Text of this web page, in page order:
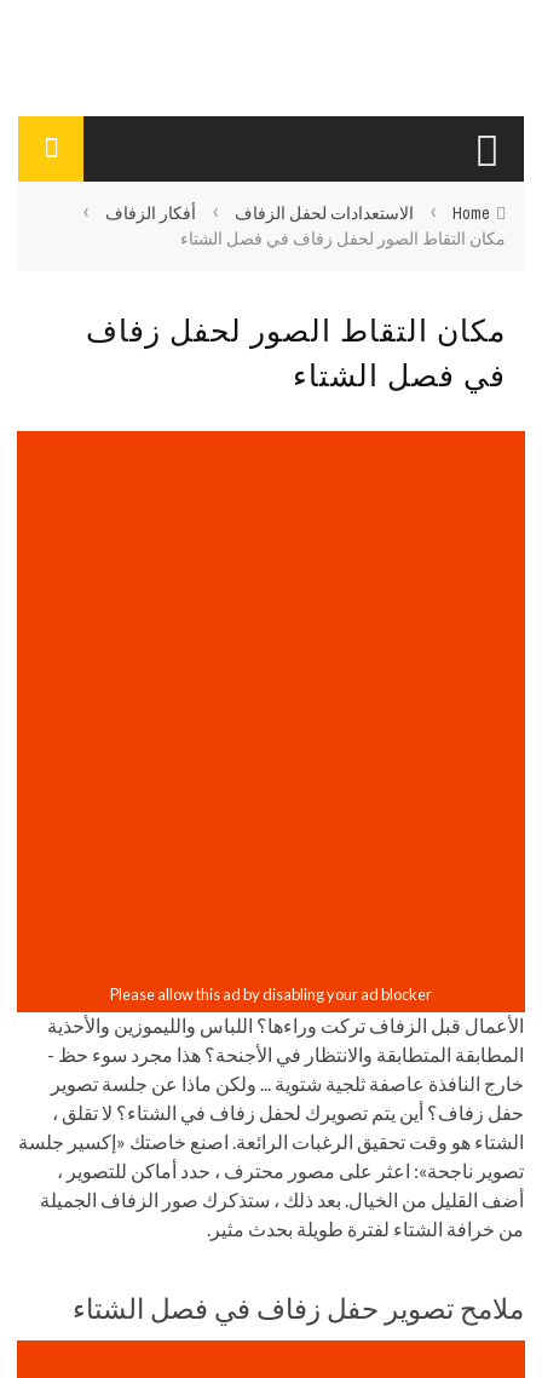
Home
› الاستعدادات لحفل الزفاف › أفكار الزفاف ›
مكان التقاط الصور لحفل زفاف في فصل الشتاء
مكان التقاط الصور لحفل زفاف
في فصل الشتاء
الأعمال قبل الزفاف تركت وراءها؟ اللباس والليموزين والأحذية
المطابقة المتطابقة والانتظار في الأجنحة؟ هذا مجرد سوء حظ -
خارج النافذة عاصفة ثلجية شتوية ... ولكن ماذا عن جلسة تصوير
حفل زفاف؟ أين يتم تصويرك لحفل زفاف في الشتاء؟ لا تقلق ،
الشتاء هو وقت تحقيق الرغبات الرائعة. اصنع خاصتك «إكسير جلسة
تصوير ناجحة»: اعثر على مصور محترف ، حدد أماكن للتصوير ،
أضف القليل من الخيال. بعد ذلك ، ستذكرك صور الزفاف الجميلة
من خرافة الشتاء لفترة طويلة بحدث مثير.
ملامح تصوير حفل زفاف في فصل الشتاء